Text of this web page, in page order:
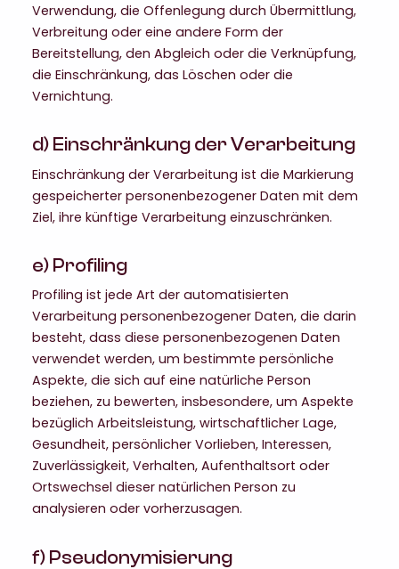
Verwendung, die Offenlegung durch Übermittlung,
Verbreitung oder eine andere Form der
Bereitstellung, den Abgleich oder die Verknüpfung,
die Einschränkung, das Löschen oder die
Vernichtung.
d) Einschränkung der Verarbeitung
Einschränkung der Verarbeitung ist die Markierung
gespeicherter personenbezogener Daten mit dem
Ziel, ihre künftige Verarbeitung einzuschränken.
e) Profiling
Profiling ist jede Art der automatisierten
Verarbeitung personenbezogener Daten, die darin
besteht, dass diese personenbezogenen Daten
verwendet werden, um bestimmte persönliche
Aspekte, die sich auf eine natürliche Person
beziehen, zu bewerten, insbesondere, um Aspekte
bezüglich Arbeitsleistung, wirtschaftlicher Lage,
Gesundheit, persönlicher Vorlieben, Interessen,
Zuverlässigkeit, Verhalten, Aufenthaltsort oder
Ortswechsel dieser natürlichen Person zu
analysieren oder vorherzusagen.
f) Pseudonymisierung